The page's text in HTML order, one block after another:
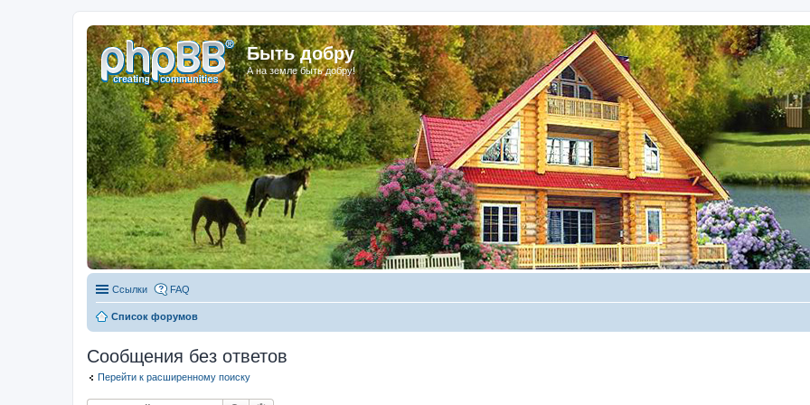
Быть добру
А на земле быть добру!
Ссылки FAQ
Список форумов
Сообщения без ответов
Перейти к расширенному поиску